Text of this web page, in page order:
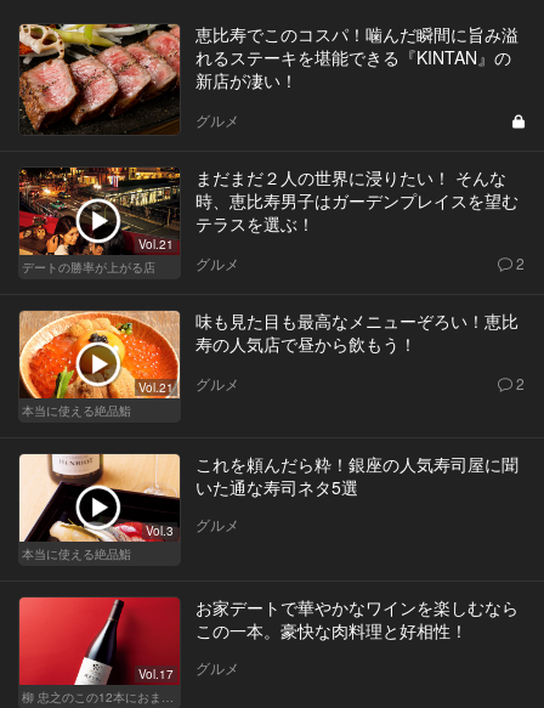
恵比寿でこのコスパ！噛んだ瞬間に旨み溢
れるステーキを堪能できる『KINTAN』の
新店が凄い！
グルメ
Vol.21
デートの勝率が上がる店
まだまだ２人の世界に浸りたい！ そんな
時、恵比寿男子はガーデンプレイスを望む
テラスを選ぶ！
グルメ 2
Vol.21
本当に使える絶品鮨
味も見た目も最高なメニューぞろい！恵比
寿の人気店で昼から飲もう！
グルメ 2
Vol.3
本当に使える絶品鮨
これを頼んだら粋！銀座の人気寿司屋に聞
いた通な寿司ネタ5選
グルメ
Vol.17
柳 忠之のこの12本におまかせ
お家デートで華やかなワインを楽しむなら
この一本。豪快な肉料理と好相性！
グルメ